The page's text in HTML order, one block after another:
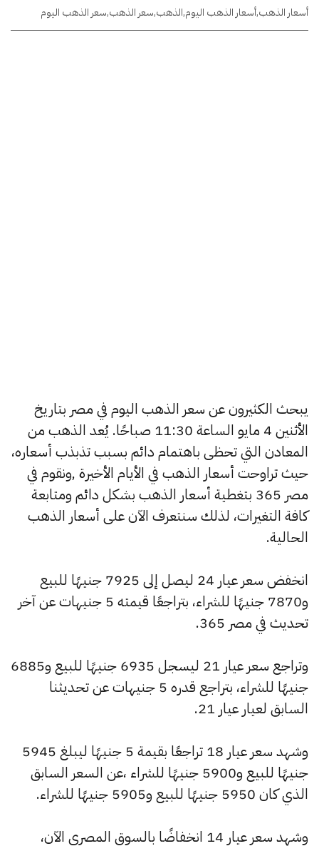
أسعار الذهب,أسعار الذهب اليوم,الذهب,سعر الذهب,سعر الذهب اليوم
يبحث الكثيرون عن سعر الذهب اليوم في مصر بتاريخ
الأثنين 4 مايو الساعة 11:30 صباحًا. يُعد الذهب من
المعادن التي تحظى باهتمام دائم بسبب تذبذب أسعاره،
حيث تراوحت أسعار الذهب في الأيام الأخيرة ,ونقوم في
مصر 365 بتغطية أسعار الذهب بشكل دائم ومتابعة
كافة التغيرات، لذلك سنتعرف الآن على أسعار الذهب
الحالية.
انخفض سعر عيار 24 ليصل إلى 7925 جنيهًا للبيع
و7870 جنيهًا للشراء، بتراجعًا قيمته 5 جنيهات عن آخر
تحديث في مصر 365.
وتراجع سعر عيار 21 ليسجل 6935 جنيهًا للبيع و6885
جنيهًا للشراء، بتراجع قدره 5 جنيهات عن تحديثنا
السابق لعيار عيار 21.
وشهد سعر عيار 18 تراجعًا بقيمة 5 جنيهًا ليبلغ 5945
جنيهًا للبيع و5900 جنيهًا للشراء ،عن السعر السابق
الذي كان 5950 جنيهًا للبيع و5905 جنيهًا للشراء.
وشهد سعر عيار 14 انخفاضًا بالسوق المصري الآن،